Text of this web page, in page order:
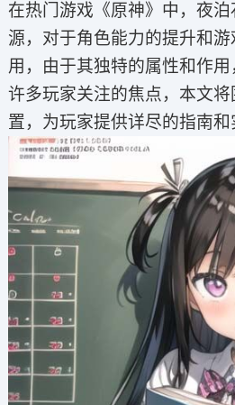
在热门游戏《原神》中，夜
源，对于角色能力的提升和
用，由于其独特的属性和作
许多玩家关注的焦点，本文
置，为玩家提供详尽的指南和